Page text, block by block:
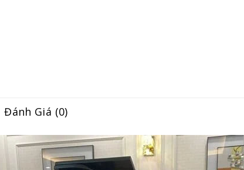
Đánh Giá (0)